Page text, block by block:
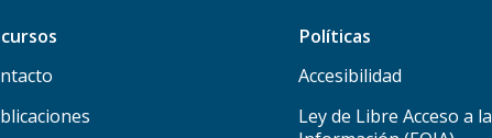
Políticas
Accesibilidad
Ley de Libre Acceso a la